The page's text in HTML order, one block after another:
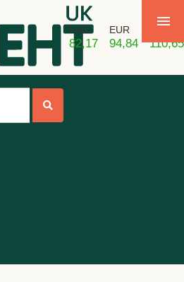
USD
82,17
EUR
94,84 110,65